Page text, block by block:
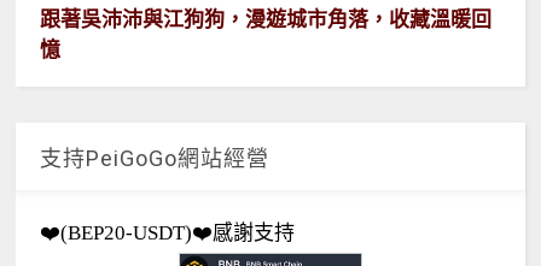
跟著吳沛沛與江狗狗，漫遊城市角落，收藏溫暖回
憶
支持PeiGoGo網站經營
❤️(BEP20-USDT)❤️感謝支持